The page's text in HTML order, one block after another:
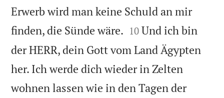
Erwerb wird man keine Schuld an mir
finden, die Sünde wäre. 

10 Und ich bin
der HERR, dein Gott vom Land Ägypten
her. Ich werde dich wieder in Zelten
wohnen lassen wie in den Tagen der